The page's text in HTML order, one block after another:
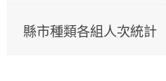
縣市種類各組人次統計